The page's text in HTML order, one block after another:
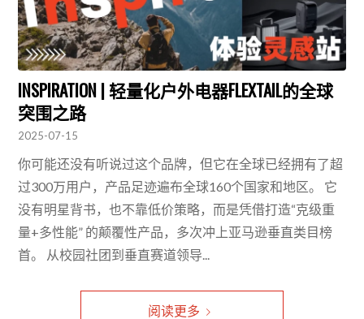
INSPIRATION | 轻量化户外电器FLEXTAIL的全球
突围之路
2025-07-15
你可能还没有听说过这个品牌，但它在全球已经拥有了超
过300万用户，产品足迹遍布全球160个国家和地区。 它
没有明星背书，也不靠低价策略，而是凭借打造“克级重
量+多性能” 的颠覆性产品，多次冲上亚马逊垂直类目榜
首。 从校园社团到垂直赛道领导...
阅读更多